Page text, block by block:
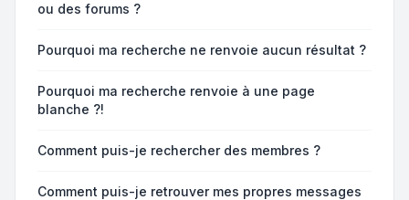
ou des forums ?
Pourquoi ma recherche ne renvoie aucun résultat ?
Pourquoi ma recherche renvoie à une page
blanche ?!
Comment puis-je rechercher des membres ?
Comment puis-je retrouver mes propres messages